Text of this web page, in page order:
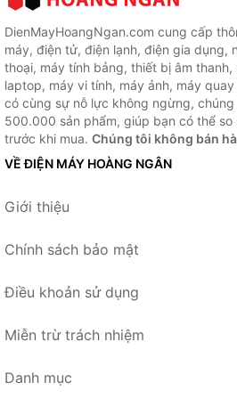
DienMayHoangNgan.com cung cấp
máy, điện tử, điện lạnh, điện gia dụng,
thoại, máy tính bảng, thiết bị âm
laptop, máy vi tính, máy ảnh, máy
có cùng sự nỗ lực không ngừng,
500.000 sản phẩm, giúp bạn có thể so
trước khi mua. Chúng tôi không bán
VỀ ĐIỆN MÁY HOÀNG NGÂN
Giới thiệu
Chính sách bảo mật
Điều khoản sử dụng
Miễn trừ trách nhiệm
Danh mục